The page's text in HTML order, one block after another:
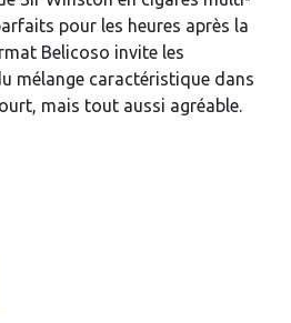
pour les heures après la
Belicoso invite les
mélange caractéristique dans
mais tout aussi agréable.